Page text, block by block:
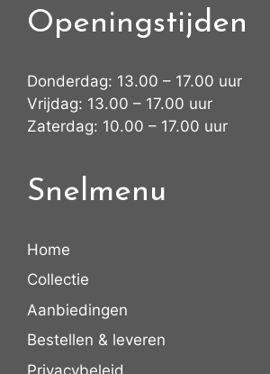
Openingstijden
Donderdag: 13.00 – 17.00 uur
Vrijdag: 13.00 – 17.00 uur
Zaterdag: 10.00 – 17.00 uur
Snelmenu
Home
Collectie
Aanbiedingen
Bestellen & leveren
Privacybeleid